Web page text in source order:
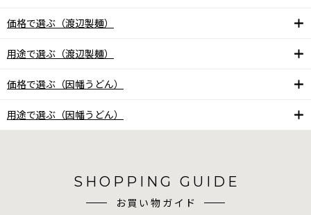
価格で選ぶ（渡辺製麺）
用途で選ぶ（渡辺製麺）
価格で選ぶ（因幡うどん）
用途で選ぶ（因幡うどん）
SHOPPING GUIDE
お買い物ガイド